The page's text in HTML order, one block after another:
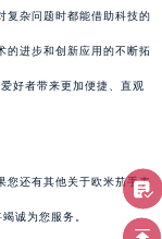
复杂问题时都能借助科技的
的进步和创新应用的不断拓
好者带来更加便捷、直观
您还有其他关于欧米茄手表
诚为您服务。